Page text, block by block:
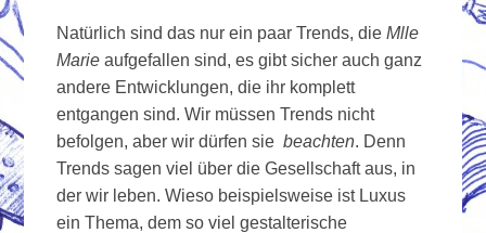
Natürlich sind das nur ein paar Trends, die Mlle
Marie aufgefallen sind, es gibt sicher auch ganz
andere Entwicklungen, die ihr komplett
entgangen sind. Wir müssen Trends nicht
befolgen, aber wir dürfen siebeachten. Denn
Trends sagen viel über die Gesellschaft aus, in
der wir leben. Wieso beispielsweise ist Luxus
ein Thema, dem so viel gestalterische